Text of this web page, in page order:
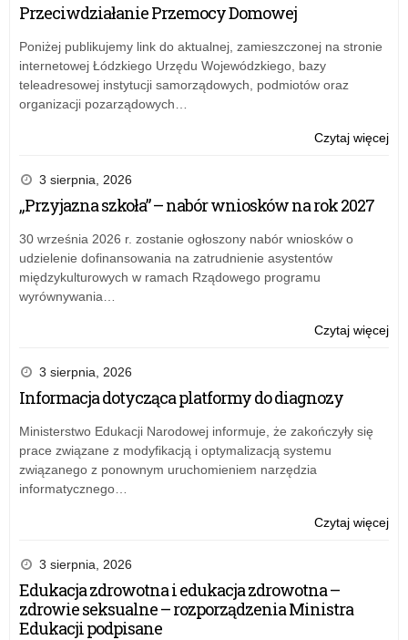
Przeciwdziałanie Przemocy Domowej
Poniżej publikujemy link do aktualnej, zamieszczonej na stronie
internetowej Łódzkiego Urzędu Wojewódzkiego, bazy
teleadresowej instytucji samorządowych, podmiotów oraz
organizacji pozarządowych…
Czytaj więcejo:
3 sierpnia, 2026
„Przyjazna szkoła” – nabór wniosków na rok 2027
30 września 2026 r. zostanie ogłoszony nabór wniosków o
udzielenie dofinansowania na zatrudnienie asystentów
międzykulturowych w ramach Rządowego programu
wyrównywania…
Czytaj więcejo:
3 sierpnia, 2026
Informacja dotycząca platformy do diagnozy
Ministerstwo Edukacji Narodowej informuje, że zakończyły się
prace związane z modyfikacją i optymalizacją systemu
związanego z ponownym uruchomieniem narzędzia
informatycznego…
Czytaj więcejo:
3 sierpnia, 2026
Edukacja zdrowotna i edukacja zdrowotna –
zdrowie seksualne – rozporządzenia Ministra
Edukacji podpisane